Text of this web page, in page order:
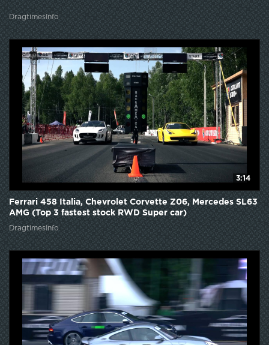
DragtimesInfo
3:14
Ferrari 458 Italia, Chevrolet Corvette Z06, Mercedes SL63
AMG (Top 3 fastest stock RWD Super car)
DragtimesInfo